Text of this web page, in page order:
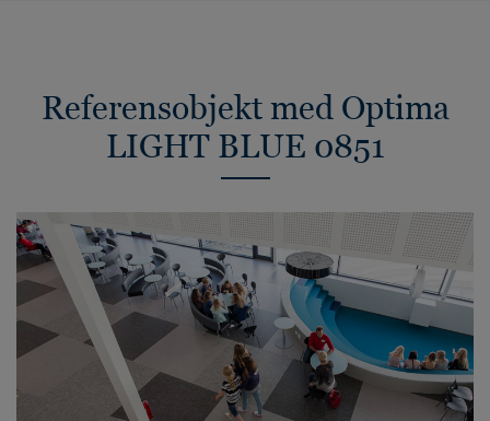
Referensobjekt med Optima
LIGHT BLUE 0851